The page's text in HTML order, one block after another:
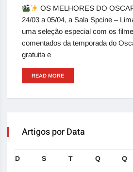
OS MELHORES DO
24/03 a 05/04, a Sala Spcine –
uma seleção especial com os
comentados da temporada do
gratuita e
READ MORE
Artigos por Data
D S T Q Q